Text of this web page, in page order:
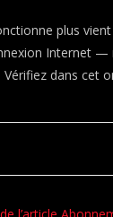
plus
Internet —
dans cet